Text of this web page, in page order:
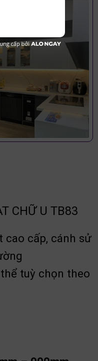
CHỮ U TB83
cao cấp, cánh sử
tuỳ chọn theo